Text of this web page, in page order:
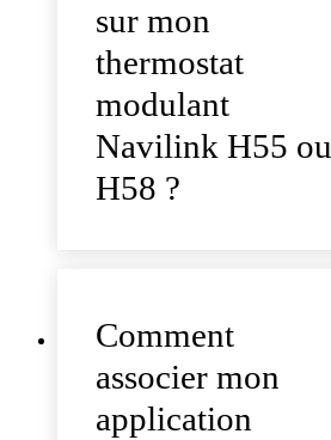
sur mon
thermostat
modulant
Navilink H55 ou
H58 ?
Comment
associer mon
application